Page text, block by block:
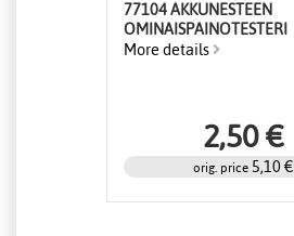
77104 AKKUNESTEEN
OMINAISPAINOTESTERI
More details
2,50 €
orig. price 5,10 €